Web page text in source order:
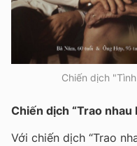
Chiến dịch
Chiến dịch “Trao
Với chiến dịch “Trao